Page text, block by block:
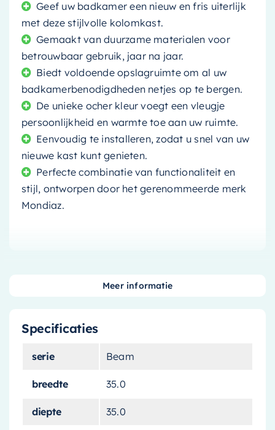
Geef uw badkamer een nieuw en fris uiterlijk
met deze stijlvolle kolomkast.
Gemaakt van duurzame materialen voor
betrouwbaar gebruik, jaar na jaar.
Biedt voldoende opslagruimte om al uw
badkamerbenodigdheden netjes op te bergen.
De unieke ocher kleur voegt een vleugje
persoonlijkheid en warmte toe aan uw ruimte.
Eenvoudig te installeren, zodat u snel van uw
nieuwe kast kunt genieten.
Perfecte combinatie van functionaliteit en
stijl, ontworpen door het gerenommeerde merk
Mondiaz.
Transformeer uw badkamer met de
opvallende ocher kleur, die een uniek
kleuraccent in elke ruimte creëert.
Gebouwd om lang mee te
Specificaties
serie Beam
breedte 35.0
diepte 35.0
Meer informatie